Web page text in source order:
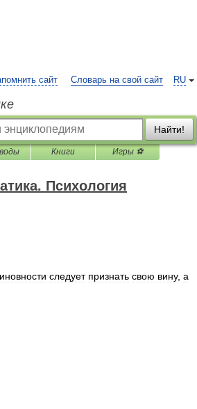
RU
сайт Словарь на свой сайт
Найти!
Книги Игры ⚽
Психология
следует признать свою вину, а